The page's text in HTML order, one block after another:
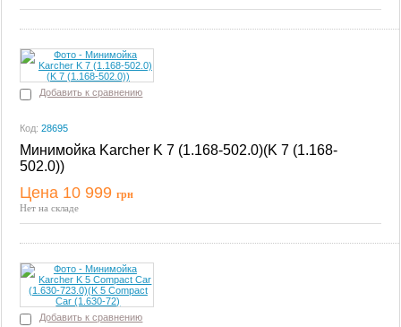
Добавить к сравнению
Код:28695
Минимойка Karcher K 7 (1.168-502.0)(K 7 (1.168-
502.0))
Купить
Цена 10 999грн
Нет на складе
Добавить к сравнению